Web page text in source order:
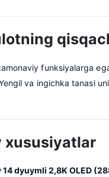
funksiyalarga
va ingichka tanasi
xususiyatlar
14 dyuymli 2,8K OLED